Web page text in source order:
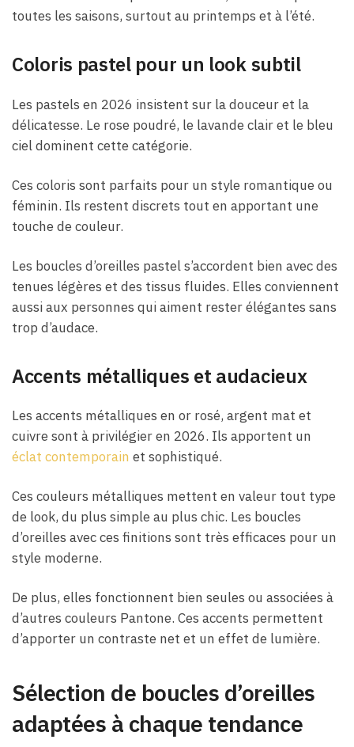
toutes les saisons, surtout au printemps et à l’été.
Coloris pastel pour un look subtil
Les pastels en 2026 insistent sur la douceur et la
délicatesse. Le rose poudré, le lavande clair et le bleu
ciel dominent cette catégorie.
Ces coloris sont parfaits pour un style romantique ou
féminin. Ils restent discrets tout en apportant une
touche de couleur.
Les boucles d’oreilles pastel s’accordent bien avec des
tenues légères et des tissus fluides. Elles conviennent
aussi aux personnes qui aiment rester élégantes sans
trop d’audace.
Accents métalliques et audacieux
Les accents métalliques en or rosé, argent mat et
cuivre sont à privilégier en 2026. Ils apportent un
éclat contemporain et sophistiqué.
Ces couleurs métalliques mettent en valeur tout type
de look, du plus simple au plus chic. Les boucles
d’oreilles avec ces finitions sont très efficaces pour un
style moderne.
De plus, elles fonctionnent bien seules ou associées à
d’autres couleurs Pantone. Ces accents permettent
d’apporter un contraste net et un effet de lumière.
Sélection de boucles d’oreilles
adaptées à chaque tendance